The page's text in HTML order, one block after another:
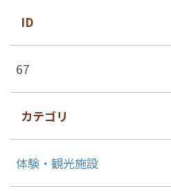
ID
67
カテゴリ
体験・観光施設